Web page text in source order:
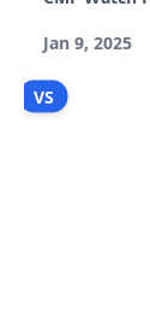
avantages
Jan 9, 2025
VS